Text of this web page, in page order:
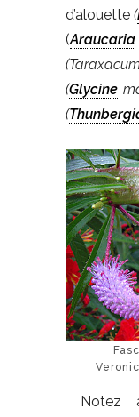
d’alouette(
(Araucaria
(Glycine
(
Notez